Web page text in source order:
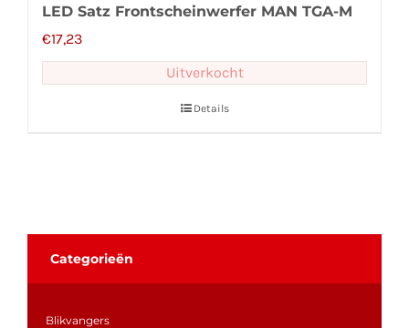
LED Satz Frontscheinwerfer MAN TGA-M
€17,23
Uitverkocht
Details
Categorieën
Blikvangers